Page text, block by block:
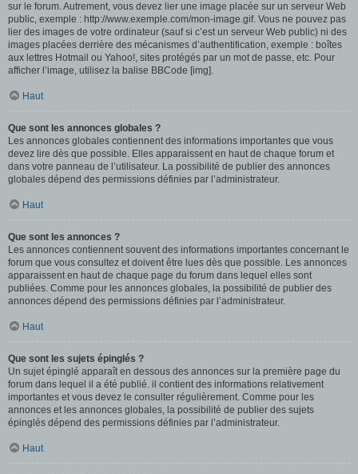
sur le forum. Autrement, vous devez lier une image placée sur un serveur Web
public, exemple : http://www.exemple.com/mon-image.gif. Vous ne pouvez pas
lier des images de votre ordinateur (sauf si c’est un serveur Web public) ni des
images placées derrière des mécanismes d’authentification, exemple : boîtes
aux lettres Hotmail ou Yahoo!, sites protégés par un mot de passe, etc. Pour
afficher l’image, utilisez la balise BBCode [img].
Haut
Que sont les annonces globales ?
Les annonces globales contiennent des informations importantes que vous
devez lire dès que possible. Elles apparaissent en haut de chaque forum et
dans votre panneau de l’utilisateur. La possibilité de publier des annonces
globales dépend des permissions définies par l’administrateur.
Haut
Que sont les annonces ?
Les annonces contiennent souvent des informations importantes concernant le
forum que vous consultez et doivent être lues dès que possible. Les annonces
apparaissent en haut de chaque page du forum dans lequel elles sont
publiées. Comme pour les annonces globales, la possibilité de publier des
annonces dépend des permissions définies par l’administrateur.
Haut
Que sont les sujets épinglés ?
Un sujet épinglé apparaît en dessous des annonces sur la première page du
forum dans lequel il a été publié. il contient des informations relativement
importantes et vous devez le consulter régulièrement. Comme pour les
annonces et les annonces globales, la possibilité de publier des sujets
épinglés dépend des permissions définies par l’administrateur.
Haut